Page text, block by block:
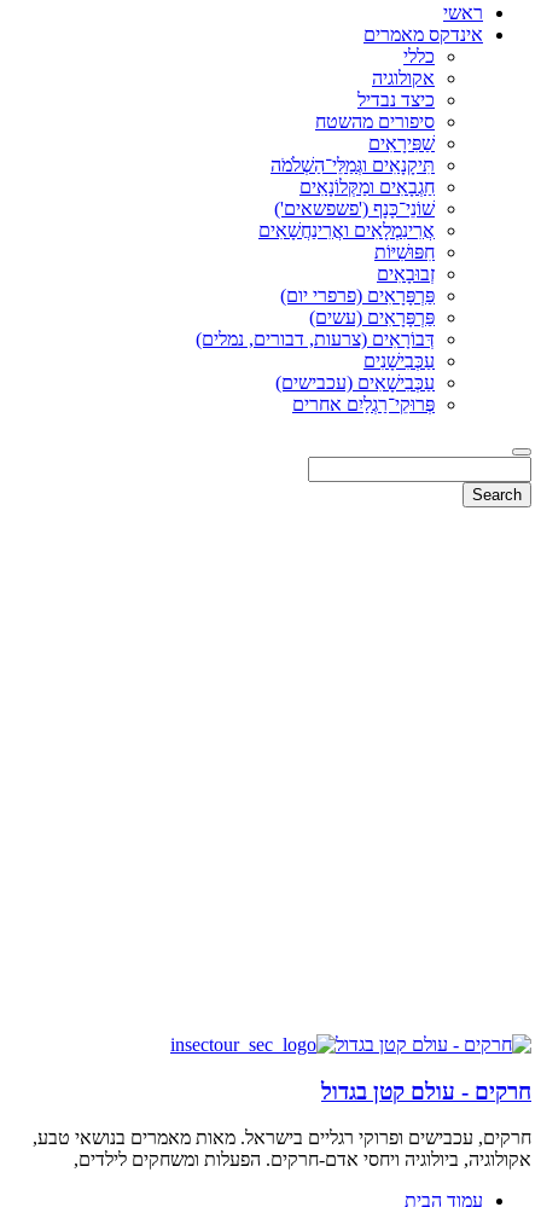
ראשי
אינדקס מאמרים
כללי
אקולוגיה
כיצד נבדיל
סיפורים מהשטח
שַׁפִּירָאִים
תִּיקָנָאִים וגְּמַלֵּי־הַשְׁלֹמֹה
חַגְבָאִים ומַקְּלוֹנָאִים
שׁוֹנֵי־כָּנָף ('פשפשאים')
אֲרִינִמְלָאִים ואֲרִינַחֲשָׁאִים
חִפּוּשִׁיּוֹת
זְבוּבָאִים
פַּרְפָּרָאִים (פרפרי יום)
פַּרְפָּרָאִים (עשים)
דְּבוֹרָאִים (צרעות, דבורים, נמלים)
עַכְּבִישָׁנִים
עַכְּבִישָׁאִים (עכבישים)
פְּרוּקֵי־רַגְלַיִם אחרים
חרקים - עולם קטן בגדול
חרקים, עכבישים ופרוקי רגליים בישראל. מאות מאמרים בנושאי טבע,
אקולוגיה, ביולוגיה ויחסי אדם-חרקים. הפעלות ומשחקים לילדים,
עמוד הבית